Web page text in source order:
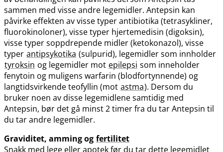
sammen med visse andre legemidler. Antepsin kan
påvirke effekten av visse typer antibiotika (tetrasykliner,
fluorokinoloner), visse typer hjertemedisin (digoksin),
visse typer soppdrepende midler (ketokonazol), visse
typer antipsykotika (sulpurid), legemidler som innholder
tyroksin og legemidler mot epilepsi som inneholder
fenytoin og muligens warfarin (blodfortynnende) og
langtidsvirkende teofyllin (mot astma). Dersom du
bruker noen av disse legemidlene samtidig med
Antepsin, bør det gå minst 2 timer fra du tar Antepsin til
du tar andre legemidler.
Graviditet, amming og fertilitet
Snakk med lege eller apotek før du tar dette legemidlet